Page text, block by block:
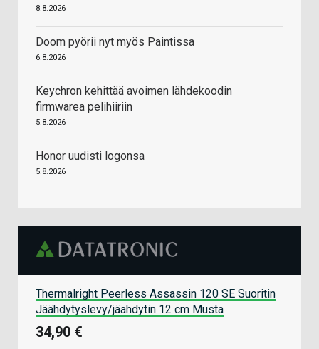
8.8.2026
Doom pyörii nyt myös Paintissa
6.8.2026
Keychron kehittää avoimen lähdekoodin
firmwarea pelihiiriin
5.8.2026
Honor uudisti logonsa
5.8.2026
Thermalright Peerless Assassin 120 SE Suoritin
Jäähdytyslevy/jäähdytin 12 cm Musta
34,90 €